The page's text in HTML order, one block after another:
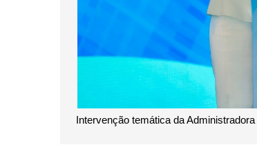
Intervenção temática da